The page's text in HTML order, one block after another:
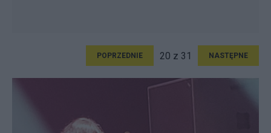
POPRZEDNIE 20 z 31 NASTĘPNE